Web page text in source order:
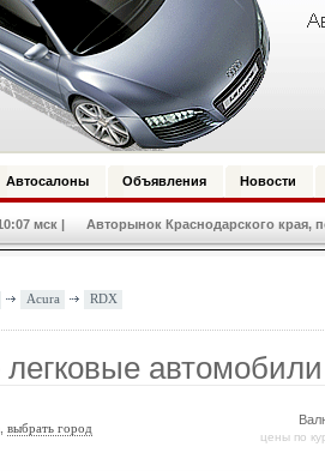
Автосалоны Объявления Новости
мск | Авторынок Краснодарского края,
Acura RDX
выбрать город
цены по